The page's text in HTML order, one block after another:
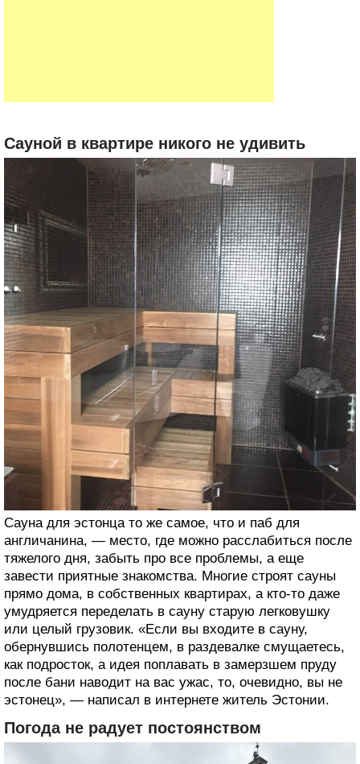
Сауной в квартире никого не удивить
Сауна для эстонца то же самое, что и паб для
англичанина, — место, где можно расслабиться после
тяжелого дня, забыть про все проблемы, а еще
завести приятные знакомства. Многие строят сауны
прямо дома, в собственных квартирах, а кто-то даже
умудряется переделать в сауну старую легковушку
или целый грузовик. «Если вы входите в сауну,
обернувшись полотенцем, в раздевалке смущаетесь,
как подросток, а идея поплавать в замерзшем пруду
после бани наводит на вас ужас, то, очевидно, вы не
эстонец», — написал в интернете житель Эстонии.
Погода не радует постоянством